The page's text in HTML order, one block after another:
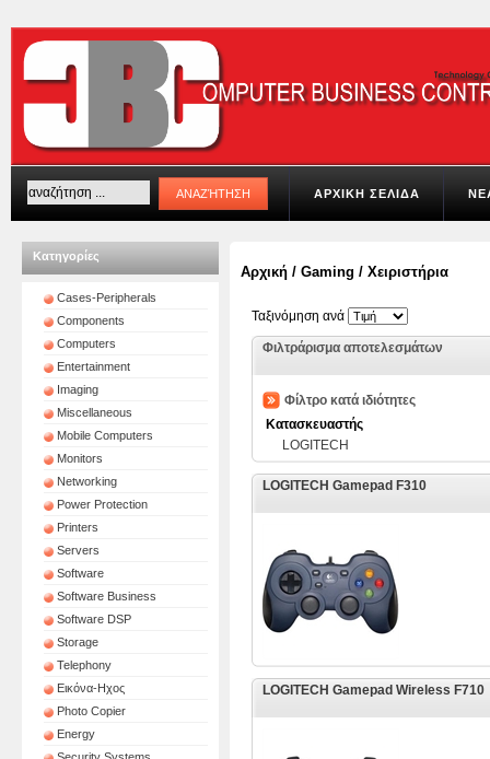
ΑΡΧΙΚΗ ΣΕΛΙΔΑ
Κατηγορίες
Cases-Peripherals
Components
Computers
Entertainment
Imaging
Miscellaneous
Mobile Computers
Monitors
Networking
Power Protection
Printers
Servers
Software
Software Business
Software DSP
Storage
Telephony
Εικόνα-Ηχος
Photo Copier
Energy
Αρχική / Gaming / Χειριστήρια
Ταξινόμηση ανά
Φιλτράρισμα αποτελεσμάτων
Φίλτρο κατά ιδιότητες
Κατασκευαστής
LOGITECH
LOGITECH Gamepad F310
LOGITECH Gamepad Wireless F710